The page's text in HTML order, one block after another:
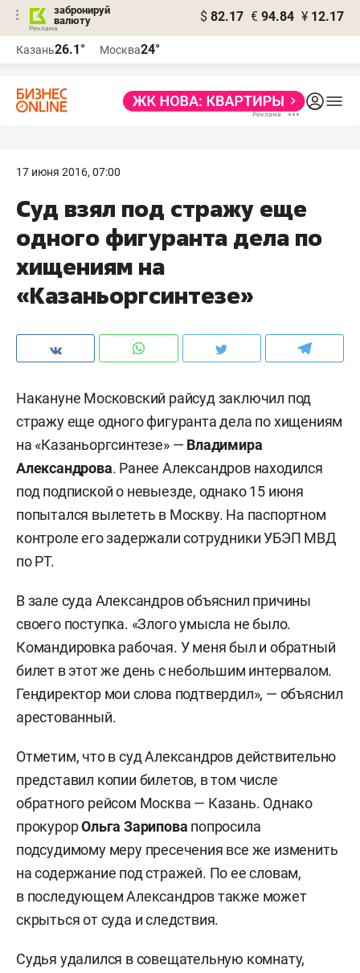
забронируй
валюту
$ 82.17 € 94.84 ¥ 12.17
Казань26.1° Москва24°
17 июня 2016, 07:00
Суд взял под стражу еще
одного фигуранта дела по
хищениям на
«Казаньоргсинтезе»
Накануне Московский райсуд заключил под
стражу еще одного фигуранта дела по хищениям
на «Казаньоргсинтезе» — Владимира
Александрова. Ранее Александров находился
под подпиской о невыезде, однако 15 июня
попытался вылететь в Москву. На паспортном
контроле его задержали сотрудники УБЭП МВД
по РТ.
В зале суда Александров объяснил причины
своего поступка. «Злого умысла не было.
Командировка рабочая. У меня был и обратный
билет в этот же день с небольшим интервалом.
Гендиректор мои слова подтвердил», — объяснил
арестованный.
Отметим, что в суд Александров действительно
представил копии билетов, в том числе
обратного рейсом Москва — Казань. Однако
прокурорОльга Зарипова попросила
подсудимому меру пресечения все же изменить
на содержание под стражей. По ее словам,
в последующем Александров также может
скрыться от суда и следствия.
Судья удалился в совещательную комнату,